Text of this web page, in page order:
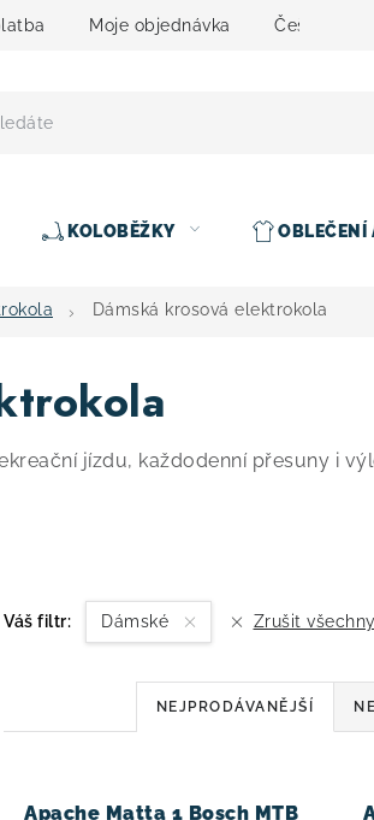
Moje objednávka Čeština
KOLOBĚŽKY OBLEČENÍ
Dámská krosová elektrokola
jízdu, každodenní přesuny i
Váš filtr: Dámské Zrušit
Ř
a
z
NEJPRODÁVANĚJŠÍ
Apache Matta 1 Bosch MTB